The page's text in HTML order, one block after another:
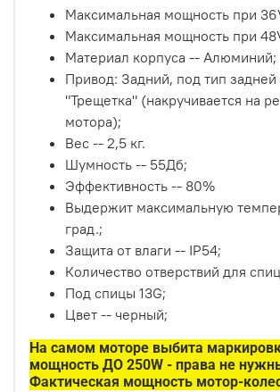
Максимальная мощность при
Максимальная мощность при
Материал корпуса -- Алюминий;
Привод: Задний, под тип задней
"Трещетка" (накручивается на
мотора);
Вес -- 2,5 кг.
Шумность -- 55Дб;
Эффективность -- 80%
Выдержит максимальную
град.;
Защита от влаги -- IP54;
Количество отверствий для
Под спицы 13G;
Цвет -- черный;
На самом моторе выбита
мощность ДО 250W - права не
Фактическая мощность мотор-